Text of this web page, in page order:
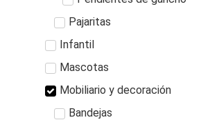
Pajaritas
Infantil
Mascotas
Mobiliario y decoración
Bandejas